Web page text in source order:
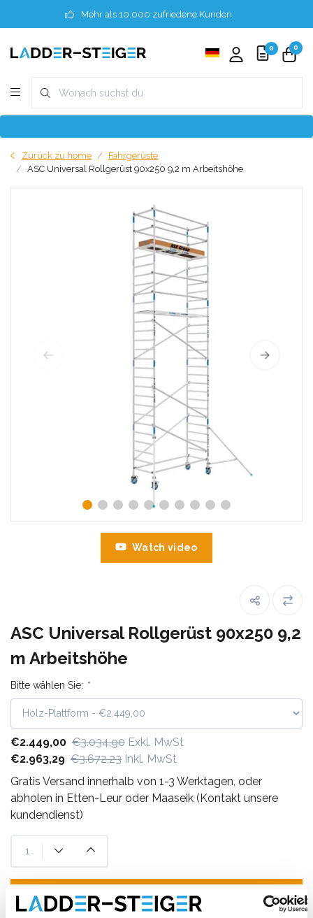
Mehr als 10.000 zufriedene Kunden
0 0
Zurück zu home
Fahrgerüste
ASC Universal Rollgerüst 90x250 9,2 m Arbeitshöhe
Watch video
ASC Universal Rollgerüst 90x250 9,2
m Arbeitshöhe
Bitte wählen Sie: *
€2.449,00 €3.034,90 Exkl. MwSt
€2.963,29 €3.672,23 Inkl. MwSt
Gratis Versand innerhalb von 1-3 Werktagen, oder
abholen in Etten-Leur oder Maaseik (Kontakt unsere
kundendienst)
Zum Warenkorb hinzufügen